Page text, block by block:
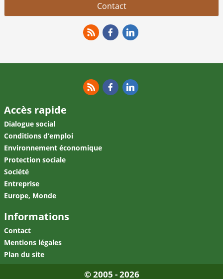
Contact
Accès rapide
Dialogue social
Conditions d’emploi
Environnement économique
Protection sociale
Société
Entreprise
Europe, Monde
Informations
Contact
Mentions légales
Plan du site
© 2005 - 2026